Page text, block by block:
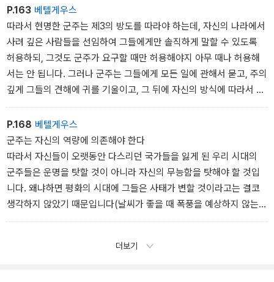
를 확인하기에 충분하다고 생각한다. 나의 견해는 그러한 사례들에
근거한 것이며, 그 사례들은 나의 결론을 지지한다고 생각한다.
이 아니라 항상 군주에 관해서 생각해야 하고 군주의 일에만 관심을
집중해야 됩니다. 한편 군주는 대신의 충성심을 확보하기 위해서 그
를 우대하고, 재부를 누리게 하며, 그를 가까이 두고 명예와 관직을 수
여하는 등 그를 잘 보살펴야 할 것입니다. 요컨대 군주는 대신으로 하
여금 그 자신이 오직 군주에게만 의존해야 한다는 점을 깨닫고, 이미
얻은 많은 명예와 재부로 인해서 더 많은 명예와 재부를 원하지 않도
려워하도록 대우해야만 합니다. 만약 대신과 군주가 그러한 관계를
유지한다면, 그들은 서로를 계속 신뢰할 것입니다. 반대로 그들이 그
렇지 못한 경우에는, 둘 중의 어느 한 쪽은 항상 불행한 결과를 맞이할
것입니다.
P.163 베텔게우스
따라서 현명한 군주는 제3의 방도를 따라야 하는데, 자신의 나라에서
사려 깊은 사람들을 선임하여 그들에게만 솔직하게 말할 수 있도록
허용하되, 그것도 군주가 요구할 때만 허용해야지 아무 때나 허용해
서는 안 됩니다. 그러나 군주는 그들에게 모든 일에 관해서 묻고, 주의
깊게 그들의 견해에 귀를 기울이고, 그 뒤에 자신의 방식에 따라서 스
스로 결정을 내려야 합니다. 나아가서 군주는 그의 조언자들의 말이
솔직하면 할수록 더욱더 그들의 말이 잘 받아들여진다고 믿게끔 처신
해야 합니다. 군주는 그가 선임한 사람을 제외하고는 다른 누구의 말
에도 귀를 기울여서는 안 되고, 그의 목표를 확고하게 추구하며, 그가
내린 결정에 관해서 동요해서는 안 됩니다. 이처럼 처신하지 않는 군
주는 아첨꾼들 사이에서 몰락하거나 아니면 그에게 주어지는 상반된
조언 때문에 결정을 자주 바꾸게 됩니다. 그 결과 그는 존경을 받지 못
P.168 베텔게우스
군주는 자신의 역량에 의존해야 한다
따라서 자신들이 오랫동안 다스리던 국가들을 잃게 된 우리 시대의
군주들은 운명을 탓할 것이 아니라 자신의 무능함을 탓해야 할 것입
니다. 왜냐하면 평화의 시대에 그들은 사태가 변할 것이라고는 결코
생각하지 않았기 때문입니다(날씨가 좋을 때 폭풍을 예상하지 않는
것은 인간의 공통된 약점입니다). 그러다가 상황이 바뀌어 역경에 처
그리고 그들은 정복자의 오만무례한 횡포에 분노한 인민이 그들에게
더보기